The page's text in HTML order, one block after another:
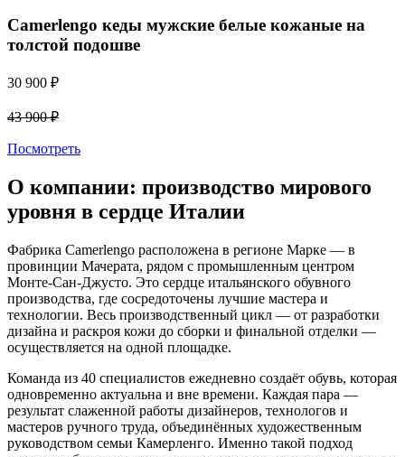
Сamerlengo кеды мужские белые кожаные на
толстой подошве
30 900 ₽
43 900₽
Посмотреть
О компании: производство мирового
уровня в сердце Италии
Фабрика Camerlengo расположена в регионе Марке — в
провинции Мачерата, рядом с промышленным центром
Монте-Сан-Джусто. Это сердце итальянского обувного
производства, где сосредоточены лучшие мастера и
технологии. Весь производственный цикл — от разработки
дизайна и раскроя кожи до сборки и финальной отделки —
осуществляется на одной площадке.
Команда из 40 специалистов ежедневно создаёт обувь, которая
одновременно актуальна и вне времени. Каждая пара —
результат слаженной работы дизайнеров, технологов и
мастеров ручного труда, объединённых художественным
руководством семьи Камерленго. Именно такой подход